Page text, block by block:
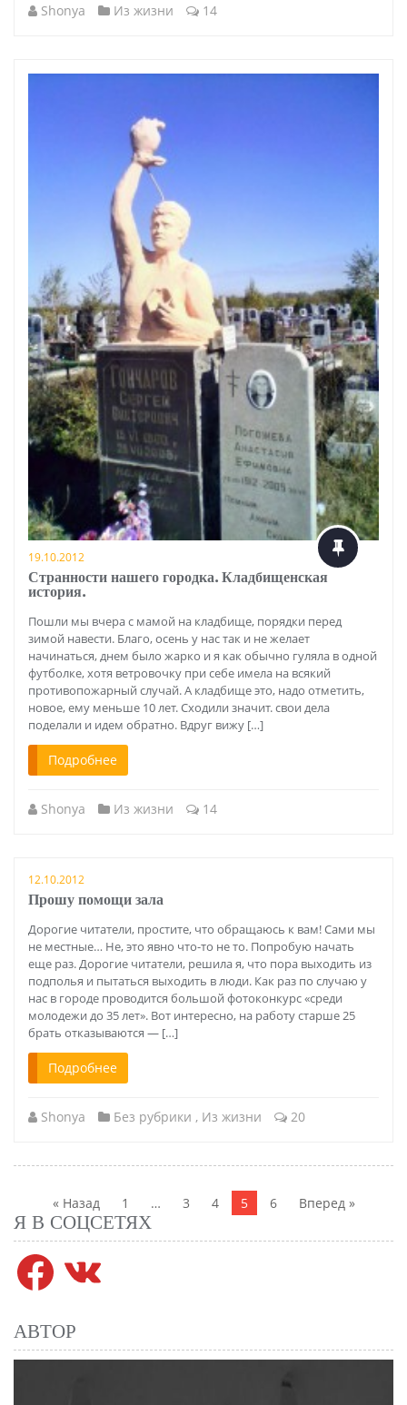
Shonya Из жизни 14
19.10.2012
Странности нашего городка. Кладбищенская
история.
Пошли мы вчера с мамой на кладбище, порядки перед
зимой навести. Благо, осень у нас так и не желает
начинаться, днем было жарко и я как обычно гуляла в одной
футболке, хотя ветровочку при себе имела на всякий
противопожарный случай. А кладбище это, надо отметить,
новое, ему меньше 10 лет. Сходили значит. свои дела
поделали и идем обратно. Вдруг вижу […]
Подробнее
Shonya Из жизни 14
12.10.2012
Прошу помощи зала
Дорогие читатели, простите, что обращаюсь к вам! Сами мы
не местные… Не, это явно что-то не то. Попробую начать
еще раз. Дорогие читатели, решила я, что пора выходить из
подполья и пытаться выходить в люди. Как раз по случаю у
нас в городе проводится большой фотоконкурс «среди
молодежи до 35 лет». Вот интересно, на работу старше 25
брать отказываются — […]
Подробнее
Shonya Без рубрики , Из жизни 20
записям
« Назад 1 … 3 4 5 6 Вперед »
Я В СОЦСЕТЯХ
Facebook
АВТОР